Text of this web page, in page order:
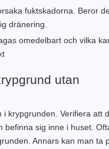
fuktskadorna. Beror
dränering.
omedelbart och vilka
utan
krypgrunden. Verifiera att
befinna sig inne i huset.
Annars kan man ta